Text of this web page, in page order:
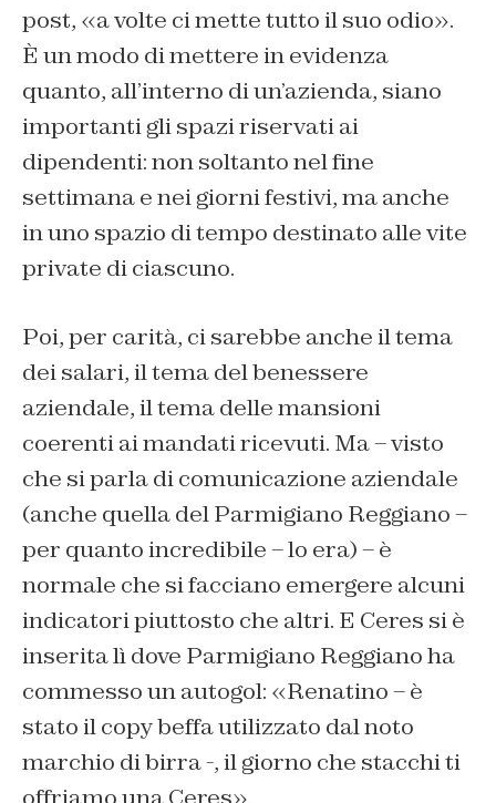
post, «a volte ci mette tutto il suo odio».
È un modo di mettere in evidenza
quanto, all’interno di un’azienda, siano
importanti gli spazi riservati ai
dipendenti: non soltanto nel fine
settimana e nei giorni festivi, ma anche
in uno spazio di tempo destinato alle vite
private di ciascuno.
Poi, per carità, ci sarebbe anche il tema
dei salari, il tema del benessere
aziendale, il tema delle mansioni
coerenti ai mandati ricevuti. Ma – visto
che si parla di comunicazione aziendale
(anche quella del Parmigiano Reggiano –
per quanto incredibile – lo era) – è
normale che si facciano emergere alcuni
indicatori piuttosto che altri. E Ceres si è
inserita lì dove Parmigiano Reggiano ha
commesso un autogol: «Renatino – è
stato il copy beffa utilizzato dal noto
marchio di birra -, il giorno che stacchi ti
offriamo una Ceres».